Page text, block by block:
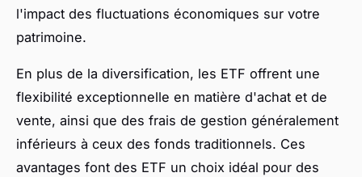
l'impact des fluctuations économiques sur votre
patrimoine.
En plus de la diversification, les ETF offrent une
flexibilité exceptionnelle en matière d'achat et de
vente, ainsi que des frais de gestion généralement
inférieurs à ceux des fonds traditionnels. Ces
avantages font des ETF un choix idéal pour des